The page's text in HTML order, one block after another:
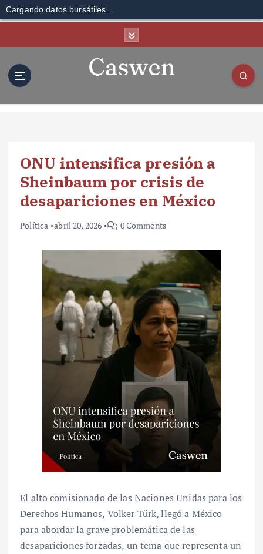
Cargando datos bursátiles...
ONU intensifica presión a
Sheinbaum por crisis de
desapariciones en México
Política abril 20, 2026 0 Comments
El alto comisionado de las Naciones Unidas para los
Derechos Humanos, Volker Türk, llegó a México
para abordar la grave problemática de las
desapariciones forzadas, un tema que representa un